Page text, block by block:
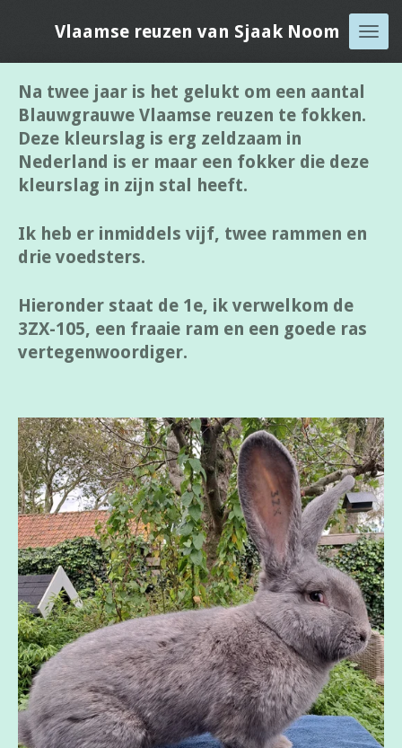
de
hoofdinhoud
Vlaamse reuzen van Sjaak Noom
Na twee jaar is het gelukt om een aantal
Blauwgrauwe Vlaamse reuzen te fokken.
Deze kleurslag is erg zeldzaam in
Nederland is er maar een fokker die deze
kleurslag in zijn stal heeft.
Ik heb er inmiddels vijf, twee rammen en
drie voedsters.
Hieronder staat de 1e, ik verwelkom de
3ZX-105, een fraaie ram en een goede ras
vertegenwoordiger.